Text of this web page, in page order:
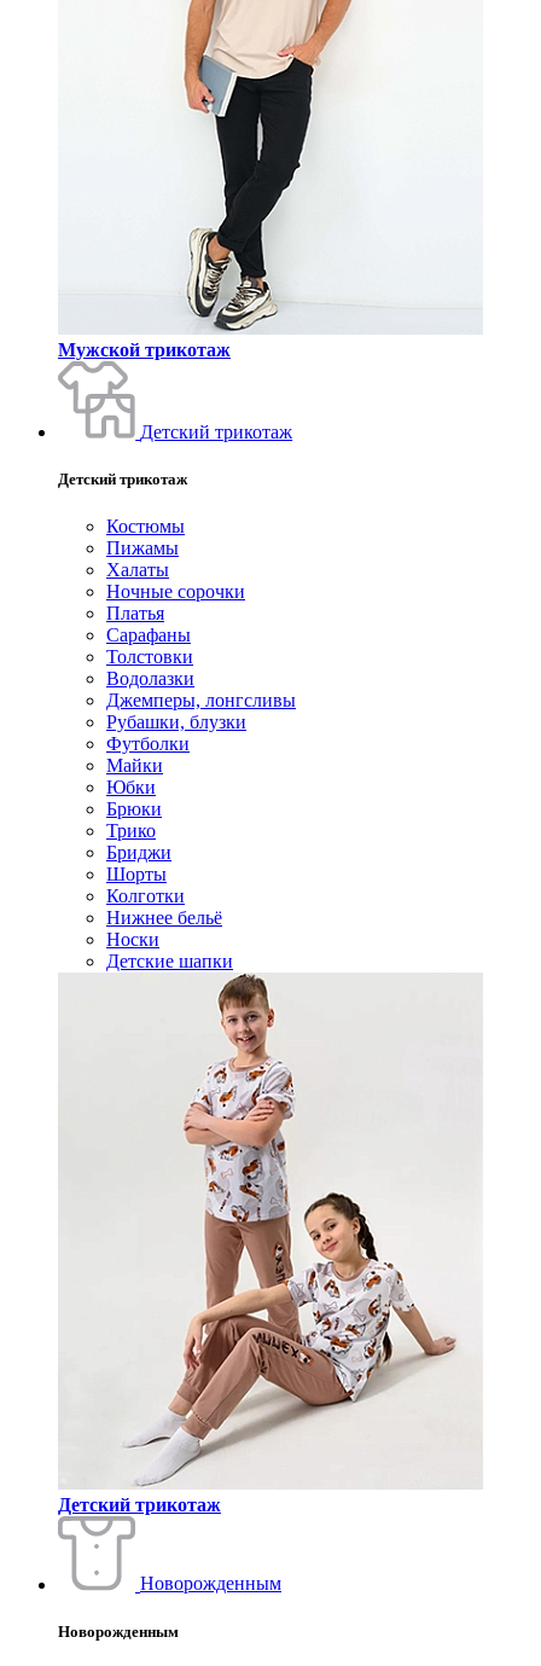
Мужской трикотаж
Детский трикотаж
Детский трикотаж
Костюмы
Пижамы
Халаты
Ночные сорочки
Платья
Сарафаны
Толстовки
Водолазки
Джемперы, лонгсливы
Рубашки, блузки
Футболки
Майки
Юбки
Брюки
Трико
Бриджи
Шорты
Колготки
Нижнее бельё
Носки
Детские шапки
Детский трикотаж
Новорожденным
Новорожденным